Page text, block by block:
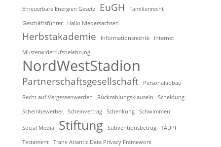
Erneuerbare Energien Gesetz EuGH Familienrecht
Geschäftsführer Hallo Niedersachsen
Herbstakademie Informationsrechte Internet
Musterwiderrufsbelehrung
NordWestStadion
Partnerschaftsgesellschaft Personalabbau
Recht auf Vergessenwerden Rückzahlungsklauseln Scheidung
Scheinbewerber Scheinvertrag Schenkung Schwimmen
Social Media Stiftung Subventionsbetrug TADPF
Testament Trans-Atlantic Data Privacy Framework